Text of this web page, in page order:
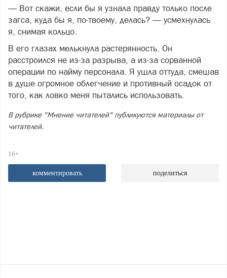
— Вот скажи, если бы я узнала правду только после
загса, куда бы я, по-твоему, делась? — усмехнулась
я, снимая кольцо.
В его глазах мелькнула растерянность. Он
расстроился не из-за разрыва, а из-за сорванной
операции по найму персонала. Я ушла оттуда, смешав
в душе огромное облегчение и противный осадок от
того, как ловко меня пытались использовать.
В рубрике "Мнение читателей" публикуются материалы от
читателей.
16+
комментировать поделиться